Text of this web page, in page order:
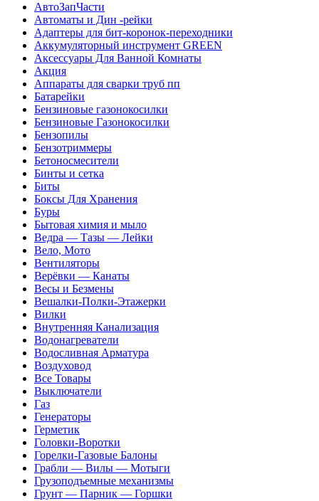
АвтоЗапЧасти
Автоматы и Дин -рейки
Адаптеры для бит-коронок-переходники
Аккумуляторный инструмент GREEN
Аксессуары Для Ванной Комнаты
Акция
Аппараты для сварки труб пп
Батарейки
Бензиновые газонокосилки
Бензиновые Газонокосилки
Бензопилы
Бензотриммеры
Бетоносмесители
Бинты и сетка
Биты
Боксы Для Хранения
Буры
Бытовая химия и мыло
Ведра — Тазы — Лейки
Вело, Мото
Вентиляторы
Верёвки — Канаты
Весы и Безмены
Вешалки-Полки-Этажерки
Вилки
Внутренняя Канализация
Водонагреватели
Водосливная Арматура
Воздуховод
Все Товары
Выключатели
Газ
Генераторы
Герметик
Головки-Воротки
Горелки-Газовые Балоны
Грабли — Вилы — Мотыги
Грузоподъемные механизмы
Грунт — Парник — Горшки